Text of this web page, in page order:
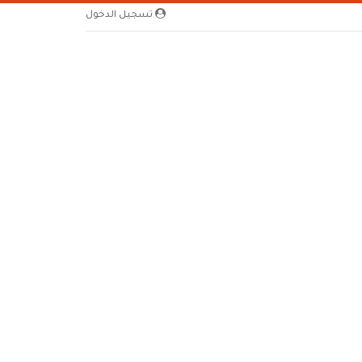
تسجيل الدخول